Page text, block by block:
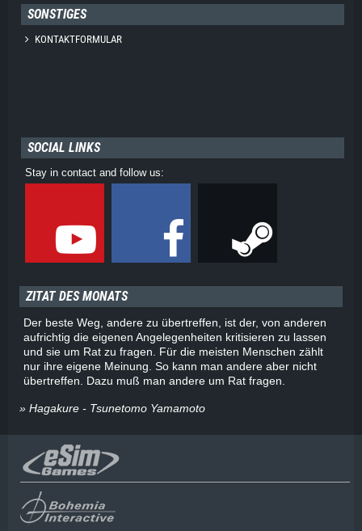
SONSTIGES
KONTAKTFORMULAR
SOCIAL LINKS
Stay in contact and follow us:
ZITAT DES MONATS
Der beste Weg, andere zu übertreffen, ist der, von anderen
aufrichtig die eigenen Angelegenheiten kritisieren zu lassen
und sie um Rat zu fragen. Für die meisten Menschen zählt
nur ihre eigene Meinung. So kann man andere aber nicht
übertreffen. Dazu muß man andere um Rat fragen.
» Hagakure - Tsunetomo Yamamoto